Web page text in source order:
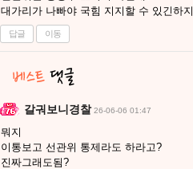
대가리가 나빠야 국힘 지지할 수 있긴하지
답글 이동
갈궈보니경찰 26-06-06 01:47
뭐지
이통보고 선관위 통제라도 하라고?
진짜그래도됨?